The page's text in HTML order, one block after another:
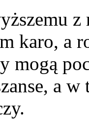
karo, a
mogą
a